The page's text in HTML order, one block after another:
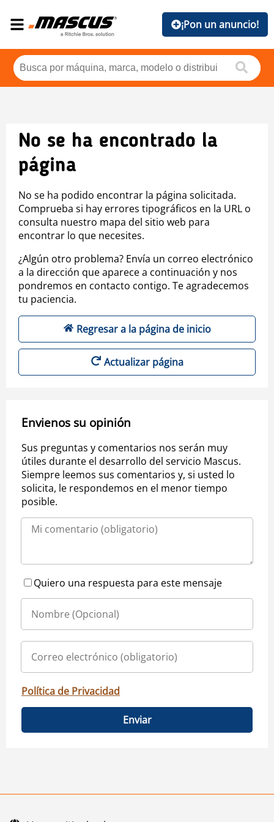
¡Pon un anuncio!
No se ha encontrado la
página
No se ha podido encontrar la página solicitada.
Comprueba si hay errores tipográficos en la URL o
consulta nuestro mapa del sitio web para
encontrar lo que necesites.
¿Algún otro problema? Envía un correo electrónico
a la dirección que aparece a continuación y nos
pondremos en contacto contigo. Te agradecemos
tu paciencia.
Regresar a la página de inicio
Actualizar página
Envienos su opinión
Sus preguntas y comentarios nos serán muy
útiles durante el desarrollo del servicio Mascus.
Siempre leemos sus comentarios y, si usted lo
solicita, le respondemos en el menor tiempo
posible.
Quiero una respuesta para este mensaje
Política de Privacidad
Enviar